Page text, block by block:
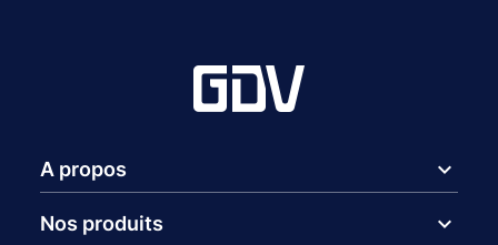
A propos expand_more
Nos produits expand_more